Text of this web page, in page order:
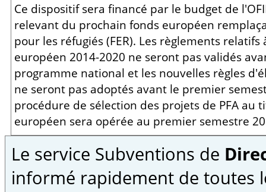
Ce dispositif sera financé par le budget de
relevant du prochain fonds européen
pour les réfugiés (FER). Les règlements
européen 2014-2020 ne seront pas validés
programme national et les nouvelles règles
ne seront pas adoptés avant le premier
procédure de sélection des projets de PFA au
européen sera opérée au premier semestre
Le service Subventions de
informé rapidement de toutes